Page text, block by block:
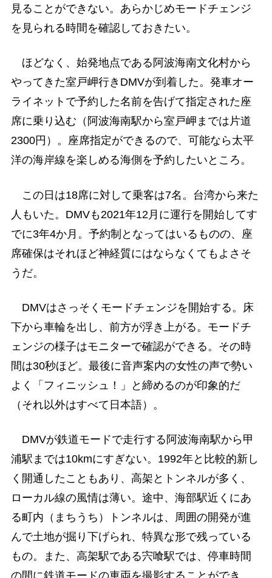
見ることができない。あらかじめモードチェンジ
を見られる時間を確認しておきたい。
ほどなく、始発地点である阿波海南文化村から
やってきた室戸岬行きDMVが到着した。発車オー
ライネットで予約した名前を告げて指定された座
席に乗り込む（阿波海南駅から室戸岬までは片道
2300円）。座席指定ができるので、可能なら太平
洋の海岸線を楽しめる海側を予約したいところ。
この日は18席に対して乗客は7名。台湾から来た
人もいた。DMVも2021年12月に運行を開始してす
でに3年4か月。予約制となってはいるものの、座
席確保はそれほど神経質にはならなくてもよさそ
うだ。
DMVはさっそくモードチェンジを開始する。床
下から車輪を出し、前方が浮き上がる。モードチ
ェンジの様子はモニターで確認ができる。その時
間は30秒ほど。最後に音声案内の女性の声で勢い
よく「フィニッシュ！」と締めるのが印象的だ
（それ以外はすべて日本語）。
DMVが鉄道モードで走行する阿波海南駅から甲
浦駅までは10kmにすぎない。1992年と比較的新し
く開通したこともあり、高架とトンネルが多く、
ローカル線の風情は薄い。途中、海部駅近くにあ
る町内（まちうち）トンネルは、周囲の開発が進
んで土地が掘り下げられ、特異な形で残っている
もの。また、高架駅である宍喰駅では、停車時間
の間に鉄道モードの車両を撮影することができ